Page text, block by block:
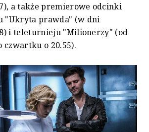
a także premierowe odcinki
"Ukryta prawda" (w dni
i teleturnieju "Milionerzy" (od
czwartku o 20.55).